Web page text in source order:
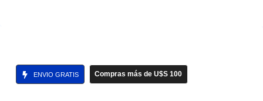
ENVIO GRATIS Compras más de U$S 100